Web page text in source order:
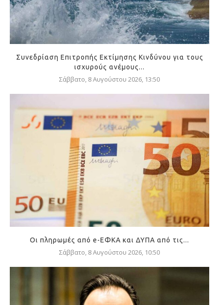
Συνεδρίαση Επιτροπής Εκτίμησης Κινδύνου για τους
ισχυρούς ανέμους...
Σάββατο, 8 Αυγούστου 2026, 13:50
Οι πληρωμές από e-ΕΦΚΑ και ΔΥΠΑ από τις...
Σάββατο, 8 Αυγούστου 2026, 10:50